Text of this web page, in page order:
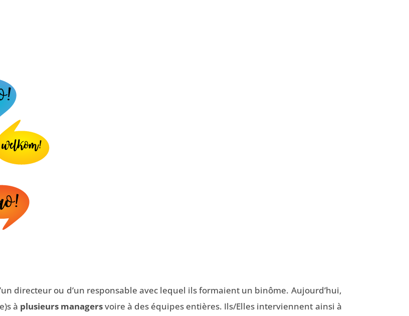
directeur ou d’un responsable avec lequel ils formaient un binôme. Aujourd’hui,
à plusieurs managersvoire à des équipes entières. Ils/Elles interviennent ainsi à